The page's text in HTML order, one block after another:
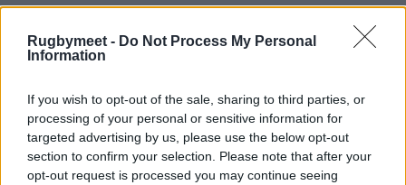
Rugbymeet - Do Not Process My Personal
Information
If you wish to opt-out of the sale, sharing to third parties, or
processing of your personal or sensitive information for
targeted advertising by us, please use the below opt-out
section to confirm your selection. Please note that after your
opt-out request is processed you may continue seeing